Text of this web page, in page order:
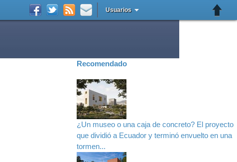
Usuarios
Recomendado
¿Un museo o una caja de concreto? El proyecto
que dividió a Ecuador y terminó envuelto en una
tormen...